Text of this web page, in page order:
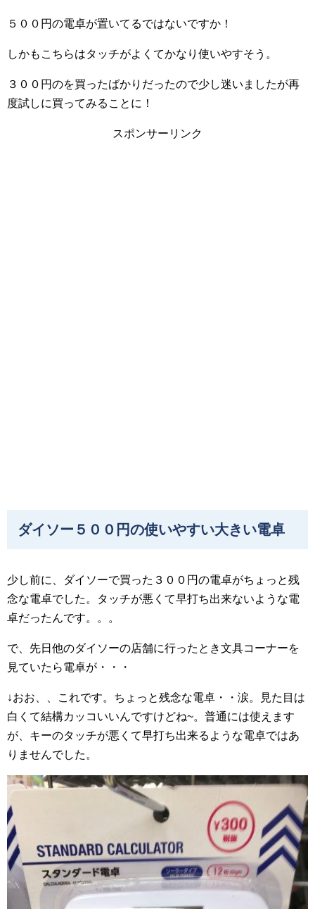
５００円の電卓が置いてるではないですか！
しかもこちらはタッチがよくてかなり使いやすそう。
３００円のを買ったばかりだったので少し迷いましたが再
度試しに買ってみることに！
スポンサーリンク
ダイソー５００円の使いやすい大きい電卓
少し前に、ダイソーで買った３００円の電卓がちょっと残
念な電卓でした。タッチが悪くて早打ち出来ないような電
卓だったんです。。。
で、先日他のダイソーの店舗に行ったとき文具コーナーを
見ていたら電卓が・・・
↓おお、、これです。ちょっと残念な電卓・・涙。見た目は
白くて結構カッコいいんですけどね~。普通には使えます
が、キーのタッチが悪くて早打ち出来るような電卓ではあ
りませんでした。